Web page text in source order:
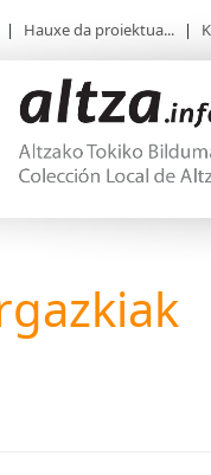
| Hauxe da proiektua... |